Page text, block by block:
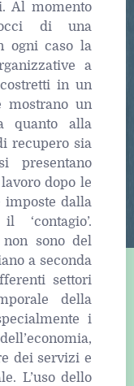
Al momento
di una
ogni caso la
a
in un
mostrano un
quanto alla
recupero sia
presentano
dopo le
imposte dalla
‘contagio’.
sono del
a seconda
settori
della
i
dei servizi e
L’uso dello